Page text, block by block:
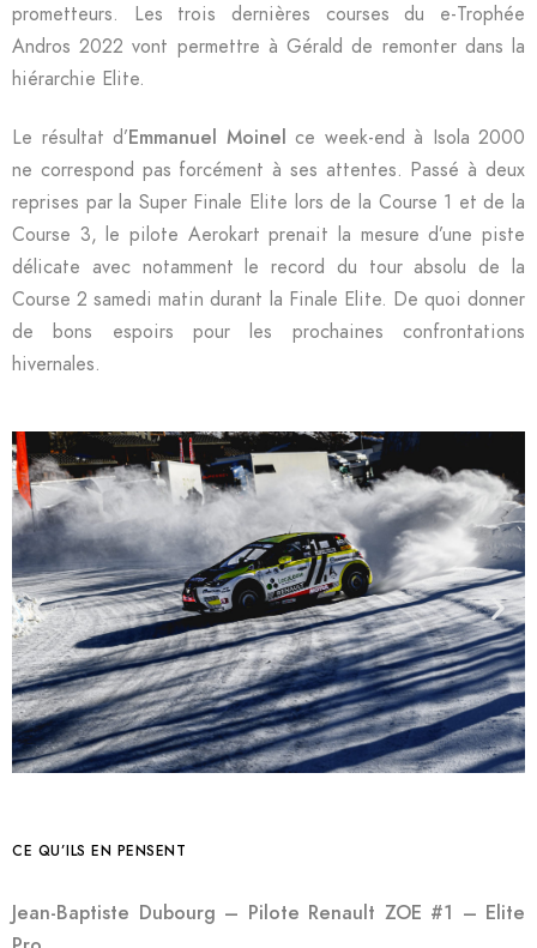
prometteurs. Les trois dernières courses du e-Trophée
Andros 2022 vont permettre à Gérald de remonter dans la
hiérarchie Elite.
Le résultat d’Emmanuel Moinel ce week-end à Isola 2000
ne correspond pas forcément à ses attentes. Passé à deux
reprises par la Super Finale Elite lors de la Course 1 et de la
Course 3, le pilote Aerokart prenait la mesure d’une piste
délicate avec notamment le record du tour absolu de la
Course 2 samedi matin durant la Finale Elite. De quoi donner
de bons espoirs pour les prochaines confrontations
hivernales.
CE QU’ILS EN PENSENT
Jean-Baptiste Dubourg – Pilote Renault ZOE #1 – Elite